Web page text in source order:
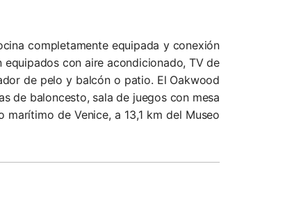
completamente equipada y conexión
con aire acondicionado, TV de
de pelo y balcón o patio. El Oakwood
de baloncesto, sala de juegos con mesa
de Venice, a 13,1 km del Museo